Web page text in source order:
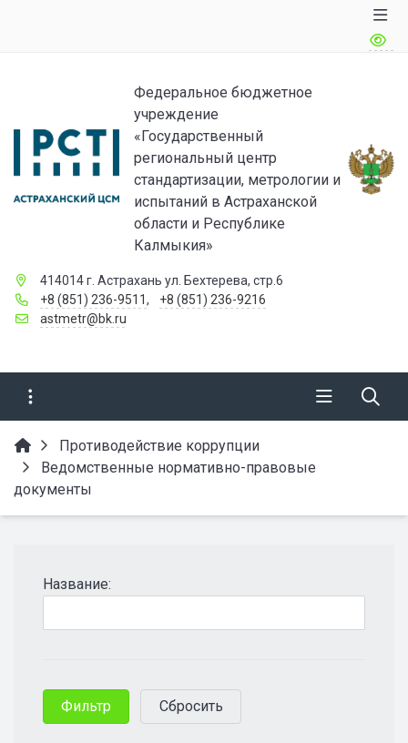
Федеральное бюджетное
учреждение
«Государственный
региональный центр
стандартизации, метрологии и
испытаний в Астраханской
области и Республике
Калмыкия»
414014 г. Астрахань ул. Бехтерева, стр.6
+8 (851) 236-9511,
+8 (851) 236-9216
astmetr@bk.ru
Противодействие коррупции
Ведомственные нормативно-правовые
документы
Название: